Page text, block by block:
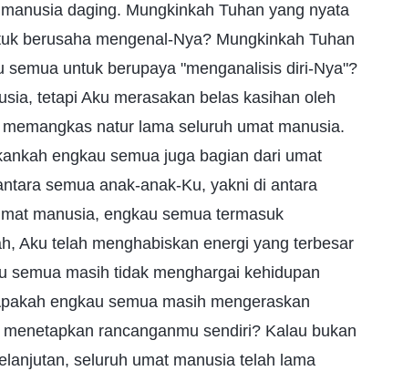
daging. Mungkinkah Tuhan yang nyata
berusaha mengenal-Nya? Mungkinkah Tuhan
untuk berupaya "menganalisis diri-Nya"?
tetapi Aku merasakan belas kasihan oleh
natur lama seluruh umat manusia.
engkau semua juga bagian dari umat
semua anak-anak-Ku, yakni di antara
manusia, engkau semua termasuk
Aku telah menghabiskan energi yang terbesar
semua masih tidak menghargai kehidupan
engkau semua masih mengeraskan
rancanganmu sendiri? Kalau bukan
seluruh umat manusia telah lama